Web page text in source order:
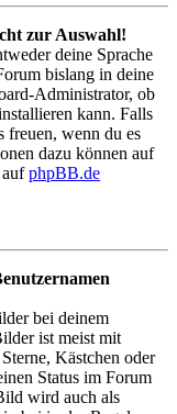
zur Auswahl!
deine Sprache
bislang in deine
Administrator, ob
kann. Falls
freuen, wenn du es
dazu können auf
aufphpBB.de
bei deinem
ist meist mit
Kästchen oder
Status im Forum
wird auch als